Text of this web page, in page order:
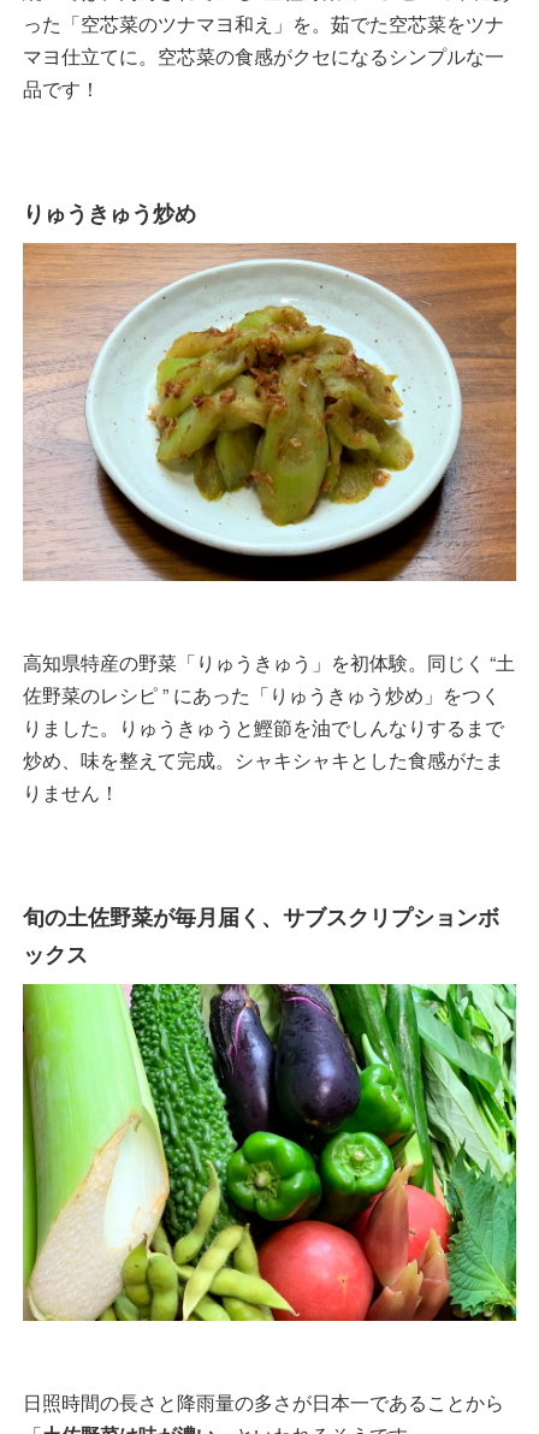
った「空芯菜のツナマヨ和え」を。茹でた空芯菜をツナ
マヨ仕立てに。空芯菜の食感がクセになるシンプルな一
品です！
りゅうきゅう炒め
高知県特産の野菜「りゅうきゅう」を初体験。同じく “土
佐野菜のレシピ ” にあった「りゅうきゅう炒め」をつく
りました。りゅうきゅうと鰹節を油でしんなりするまで
炒め、味を整えて完成。シャキシャキとした食感がたま
りません！
旬の土佐野菜が毎月届く、サブスクリプションボ
ックス
日照時間の長さと降雨量の多さが日本一であることから